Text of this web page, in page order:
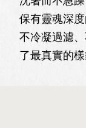
保有靈魂深
不冷凝過濾
了最真實的樣